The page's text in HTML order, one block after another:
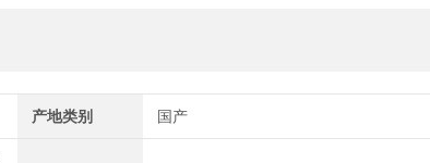
产地类别 国产